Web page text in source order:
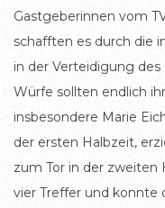
Gastgeberinnen vom
schafften es durch die
in der Verteidigung
Würfe sollten endlich
insbesondere Marie
der ersten Halbzeit,
zum Tor in der
vier Treffer und konnte